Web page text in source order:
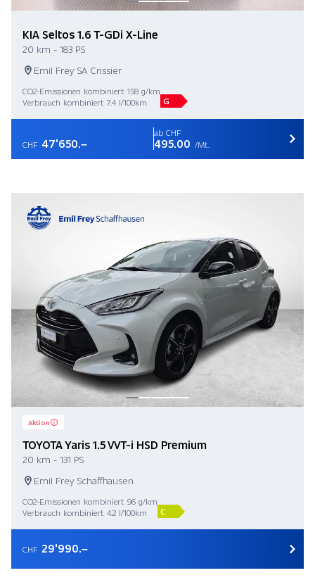
KIA Seltos 1.6 T-GDi X-Line
20 km - 183 PS
Emil Frey SA Crissier
CO2-Emissionen kombiniert 158 g/km
Verbrauch kombiniert 7.4 l/100km
G
CHF 47'650.–
ab CHF
495.00 /Mt.
Aktion
TOYOTA Yaris 1.5 VVT-i HSD Premium
20 km - 131 PS
Emil Frey Schaffhausen
CO2-Emissionen kombiniert 96 g/km
Verbrauch kombiniert 4.2 l/100km
C
CHF 29'990.–